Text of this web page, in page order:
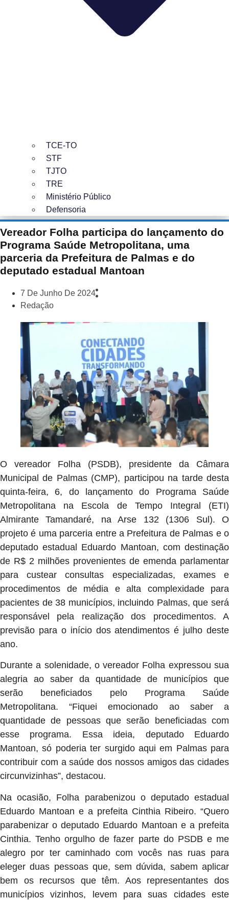
TCE-TO
STF
TJTO
TRE
Ministério Público
Defensoria
Vereador Folha participa do lançamento do
Programa Saúde Metropolitana, uma
parceria da Prefeitura de Palmas e do
deputado estadual Mantoan
7 De Junho De 2024
Redação
O vereador Folha (PSDB), presidente da Câmara
Municipal de Palmas (CMP), participou na tarde desta
quinta-feira, 6, do lançamento do Programa Saúde
Metropolitana na Escola de Tempo Integral (ETI)
Almirante Tamandaré, na Arse 132 (1306 Sul). O
projeto é uma parceria entre a Prefeitura de Palmas e o
deputado estadual Eduardo Mantoan, com destinação
de R$ 2 milhões provenientes de emenda parlamentar
para custear consultas especializadas, exames e
procedimentos de média e alta complexidade para
pacientes de 38 municípios, incluindo Palmas, que será
responsável pela realização dos procedimentos. A
previsão para o início dos atendimentos é julho deste
ano.
Durante a solenidade, o vereador Folha expressou sua
alegria ao saber da quantidade de municípios que
serão beneficiados pelo Programa Saúde
Metropolitana. “Fiquei emocionado ao saber a
quantidade de pessoas que serão beneficiadas com
esse programa. Essa ideia, deputado Eduardo
Mantoan, só poderia ter surgido aqui em Palmas para
contribuir com a saúde dos nossos amigos das cidades
circunvizinhas”, destacou.
Na ocasião, Folha parabenizou o deputado estadual
Eduardo Mantoan e a prefeita Cinthia Ribeiro. “Quero
parabenizar o deputado Eduardo Mantoan e a prefeita
Cinthia. Tenho orgulho de fazer parte do PSDB e me
alegro por ter caminhado com vocês nas ruas para
eleger duas pessoas que, sem dúvida, sabem aplicar
bem os recursos que têm. Aos representantes dos
municípios vizinhos, levem para suas cidades este